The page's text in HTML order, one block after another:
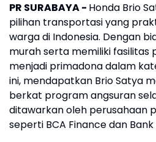
PR SURABAYA - Honda Brio
pilihan transportasi yang
warga di Indonesia. Dengan
murah serta memiliki fasilitas
menjadi primadona dalam
ini, mendapatkan Brio Satya
berkat program angsuran
ditawarkan oleh perusahaan
seperti BCA Finance dan Bank